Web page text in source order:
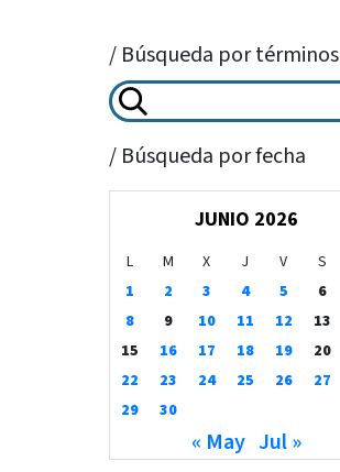
/ Búsqueda por términos
/ Búsqueda por fecha
JUNIO 2026
L M X J V S
1
2 3 4 5 6
8
9 10 11 12 13
15
16 17 18 19 20
22
23 24 25 26 27
29
30
« May Jul »